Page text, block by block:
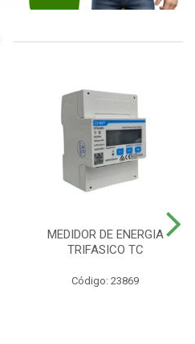
MEDIDOR DE ENERGIA
TRIFASICO TC
Código: 23869